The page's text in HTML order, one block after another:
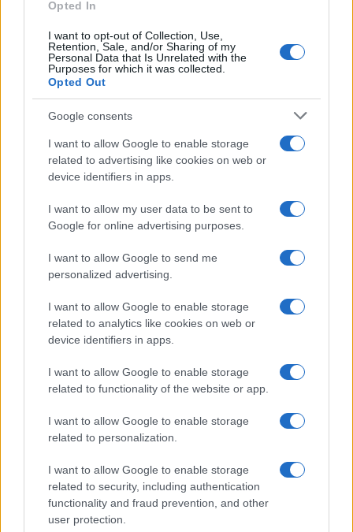
Opted In
I want to opt-out of Collection, Use,
Retention, Sale, and/or Sharing of my
Personal Data that Is Unrelated with the
Purposes for which it was collected.
Opted Out
Google consents
I want to allow Google to enable storage
related to advertising like cookies on web or
device identifiers in apps.
I want to allow my user data to be sent to
Google for online advertising purposes.
I want to allow Google to send me
personalized advertising.
I want to allow Google to enable storage
related to analytics like cookies on web or
device identifiers in apps.
I want to allow Google to enable storage
related to functionality of the website or app.
I want to allow Google to enable storage
related to personalization.
I want to allow Google to enable storage
related to security, including authentication
functionality and fraud prevention, and other
user protection.
GENTE
Senado: «Voy a ir»
Risto Mejide, pillado con su nueva novia:
“Ya no se esconden”